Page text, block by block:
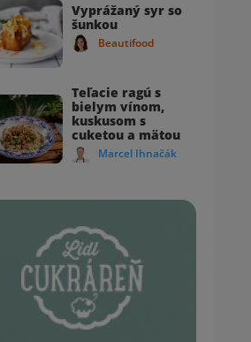
Vyprážaný syr so
šunkou
Beautifood
Teľacie ragú s
bielym vínom,
kuskusom s
cuketou a mätou
Marcel Ihnačák